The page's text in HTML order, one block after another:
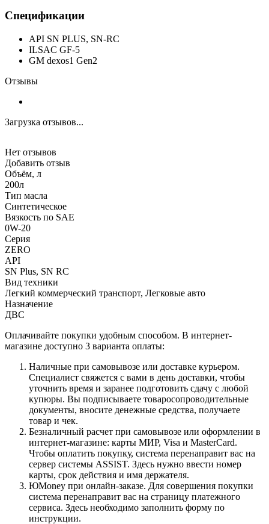
Спецификации
API SN PLUS, SN-RC
ILSAC GF-5
GM dexos1 Gen2
Отзывы
Загрузка отзывов...
Нет отзывов
Добавить отзыв
Объём, л
200л
Тип масла
Синтетическое
Вязкость по SAE
0W-20
Серия
ZERO
API
SN Plus, SN RC
Вид техники
Легкий коммерческий транспорт, Легковые авто
Назначение
ДВС
Оплачивайте покупки удобным способом. В интернет-
магазине доступно 3 варианта оплаты:
Наличные при самовывозе или доставке курьером.
Специалист свяжется с вами в день доставки, чтобы
уточнить время и заранее подготовить сдачу с любой
купюры. Вы подписываете товаросопроводительные
документы, вносите денежные средства, получаете
товар и чек.
Безналичный расчет при самовывозе или оформлении в
интернет-магазине: карты МИР, Visa и MasterCard.
Чтобы оплатить покупку, система перенаправит вас на
сервер системы ASSIST. Здесь нужно ввести номер
карты, срок действия и имя держателя.
ЮMoney при онлайн-заказе. Для совершения покупки
система перенаправит вас на страницу платежного
сервиса. Здесь необходимо заполнить форму по
инструкции.